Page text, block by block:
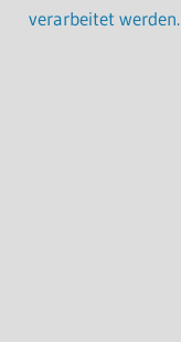
verarbeitet werden.